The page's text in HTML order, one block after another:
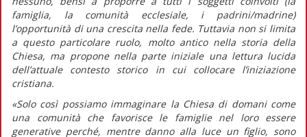
famiglia, la comunità ecclesiale, i padrini/madrine)
l’opportunità di una crescita nella fede. Tuttavia non si limita
a questo particolare ruolo, molto antico nella storia della
Chiesa, ma propone nella parte iniziale una lettura lucida
dell’attuale contesto storico in cui collocare l’iniziazione
cristiana.
«Solo così possiamo immaginare la Chiesa di domani come
una comunità che favorisce le famiglie nel loro essere
generative perché, mentre danno alla luceun figlio, sono